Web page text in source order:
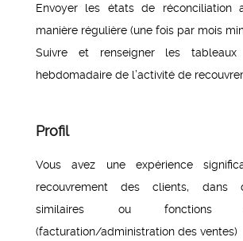
Envoyer les états de réconciliation
manière régulière (une fois par mois
Suivre et renseigner les
hebdomadaire de l’activité de
Profil
Vous avez une expérience
recouvrement des clients, dans
similaires ou fonctions
(facturation/administration des ventes)